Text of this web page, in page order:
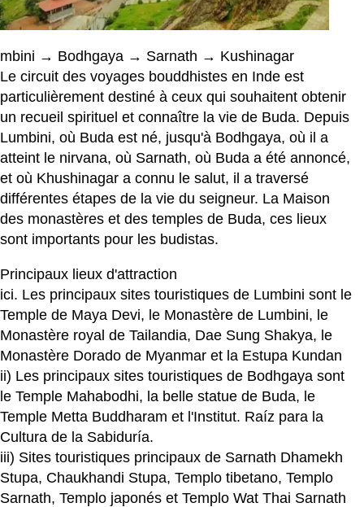
mbini → Bodhgaya → Sarnath → Kushinagar
Le circuit des voyages bouddhistes en Inde est
particulièrement destiné à ceux qui souhaitent obtenir
un recueil spirituel et connaître la vie de Buda. Depuis
Lumbini, où Buda est né, jusqu'à Bodhgaya, où il a
atteint le nirvana, où Sarnath, où Buda a été annoncé,
et où Khushinagar a connu le salut, il a traversé
différentes étapes de la vie du seigneur. La Maison
des monastères et des temples de Buda, ces lieux
sont importants pour les budistas.
Principaux lieux d'attraction
ici. Les principaux sites touristiques de Lumbini sont le
Temple de Maya Devi, le Monastère de Lumbini, le
Monastère royal de Tailandia, Dae Sung Shakya, le
Monastère Dorado de Myanmar et la Estupa Kundan
ii) Les principaux sites touristiques de Bodhgaya sont
le Temple Mahabodhi, la belle statue de Buda, le
Temple Metta Buddharam et l'Institut. Raíz para la
Cultura de la Sabiduría.
iii) Sites touristiques principaux de Sarnath Dhamekh
Stupa, Chaukhandi Stupa, Templo tibetano, Templo
Sarnath, Templo japonés et Templo Wat Thai Sarnath